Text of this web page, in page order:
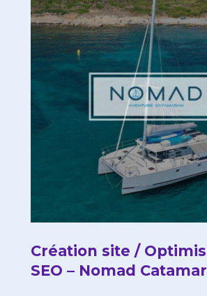
Création site /
SEO – Nomad